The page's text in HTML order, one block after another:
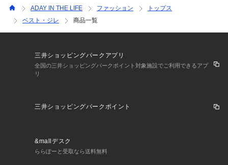
ADAY IN THE LIFE ファッション
トップス
ベスト・ジレ
商品一覧
三井ショッピングパークアプリ
全国の三井ショッピングパークポイント対象施設でご利用できるアプ
リ
三井ショッピングパークポイント
&mallデスク
ららぽーと受取なら送料無料